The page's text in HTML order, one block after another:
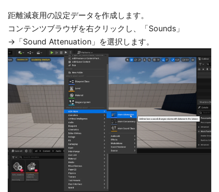
距離減衰用の設定データを作成します。
コンテンツブラウザを右クリックし、「Sounds」
→「Sound Attenuation」を選択します。